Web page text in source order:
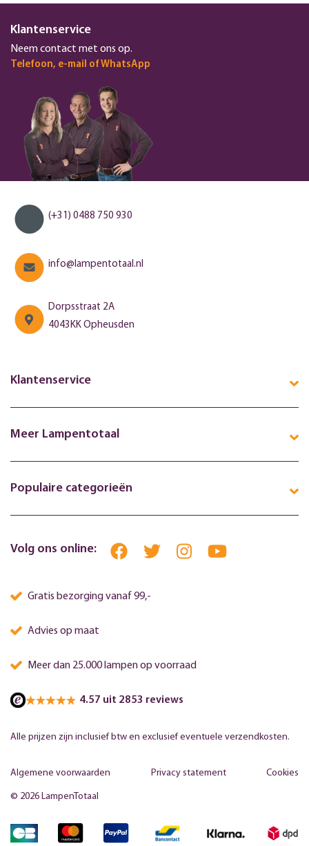
Klantenservice
Neem contact met ons op.
Telefoon, e-mail of WhatsApp
(+31) 0488 750 930
info@lampentotaal.nl
Dorpsstraat 2A
4043KK Opheusden
Klantenservice
Meer Lampentotaal
Populaire categorieën
Volg ons online:
Gratis bezorging vanaf 99,-
Advies op maat
Meer dan 25.000 lampen op voorraad
4.57 uit 2853 reviews
Alle prijzen zijn inclusief btw en exclusief eventuele verzendkosten.
© 2026 LampenTotaal
Algemene voorwaarden Privacy statement Cookies